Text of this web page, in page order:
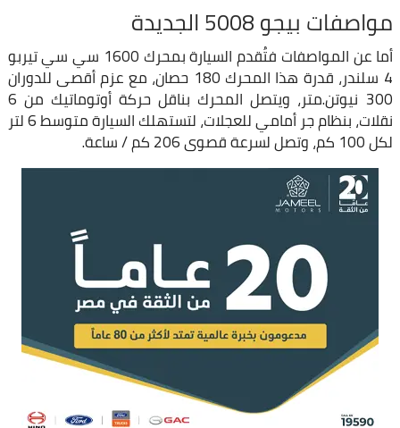
مواصفات بيجو 5008 الجديدة
أما عن المواصفات فتُقدم السيارة بمحرك 1600 سي سي تيربو
4 سلندر، قدرة هذا المحرك 180 حصان، مع عزم أقصى للدوران
300 نيوتن.متر، ويتصل المحرك بناقل حركة أوتوماتيك من 6
نقلات، بنظام جر أمامي للعجلات، لتستهلك السيارة متوسط 6 لتر
لكل 100 كم، وتصل لسرعة قصوى 206 كم / ساعة.